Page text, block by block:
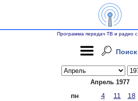
Программа передач ТВ и радио с
Поиск
Апрель 1977
пн 4 11 18